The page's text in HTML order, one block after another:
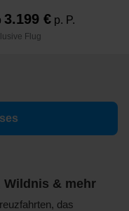
3.199 € p. P.
Flug
Wildnis & mehr
das